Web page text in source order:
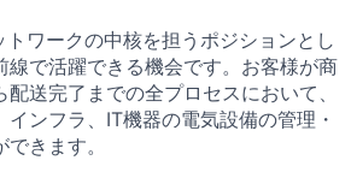
ワークの中核を担うポジションとし
線で活躍できる機会です。お客様が商
送完了までの全プロセスにおいて、
ンフラ、IT機器の電気設備の管理・
きます。